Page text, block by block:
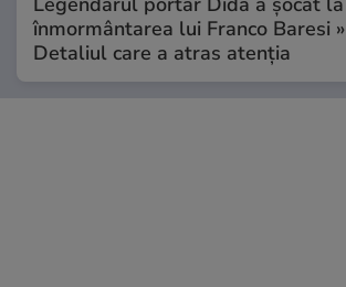
înmormântarea lui Franco Baresi »
Detaliul care a atras atenția